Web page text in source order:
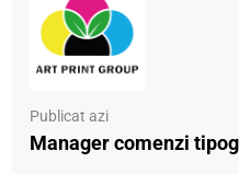
Publicat azi
Manager comenzi